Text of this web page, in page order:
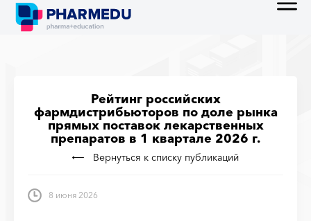
Рейтинг российских
фармдистрибьюторов по доле рынка
прямых поставок лекарственных
препаратов в 1 квартале 2026 г.
Вернуться к списку публикаций
8 июня 2026